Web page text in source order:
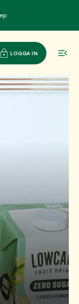
LOGGA IN